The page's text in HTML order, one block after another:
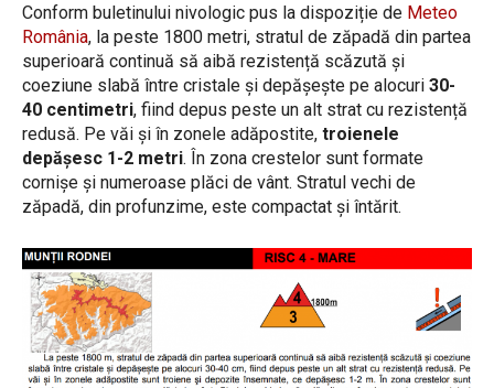
Conform buletinului nivologic pus la dispoziție de Meteo
România, la peste 1800 metri, stratul de zăpadă din partea
superioară continuă să aibă rezistență scăzută și
coeziune slabă între cristale și depășește pe alocuri 30-
40 centimetri, fiind depus peste un alt strat cu rezistență
redusă. Pe văi și în zonele adăpostite, troienele
depășesc 1-2 metri. În zona crestelor sunt formate
cornișe și numeroase plăci de vânt. Stratul vechi de
zăpadă, din profunzime, este compactat și întărit.